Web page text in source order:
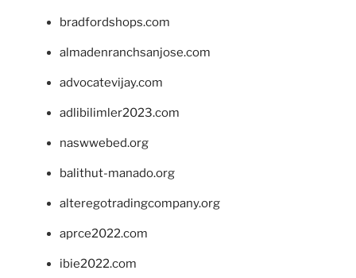
bradfordshops.com
almadenranchsanjose.com
advocatevijay.com
adlibilimler2023.com
naswwebed.org
balithut-manado.org
alteregotradingcompany.org
aprce2022.com
ibie2022.com